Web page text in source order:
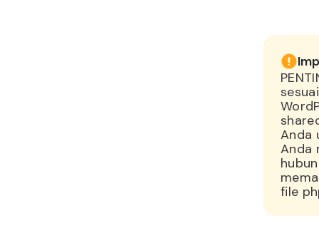
Anda
Anda
file